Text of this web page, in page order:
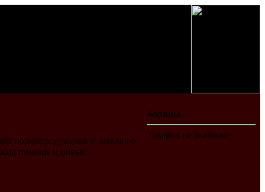
порнопродукцией и заявлял о
помощь и новые ...